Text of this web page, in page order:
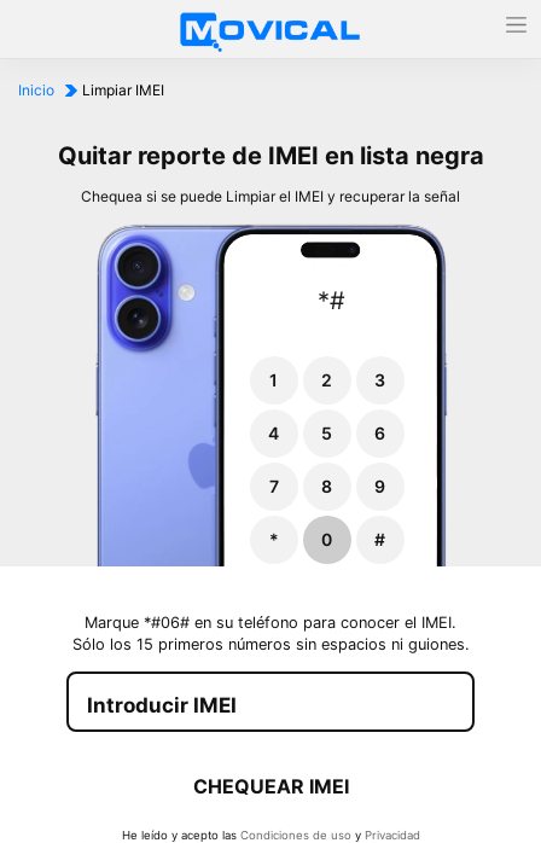
Inicio Limpiar IMEI
Quitar reporte de IMEI en lista negra
Chequea si se puede Limpiar el IMEI y recuperar la señal
Marque *#06# en su teléfono para conocer el IMEI.
Sólo los 15 primeros números sin espacios ni guiones.
CHEQUEAR IMEI
He leído y acepto las Condiciones de usoy Privacidad
*#0
1 2 3
4 5 6
7 8 9
* 0 #